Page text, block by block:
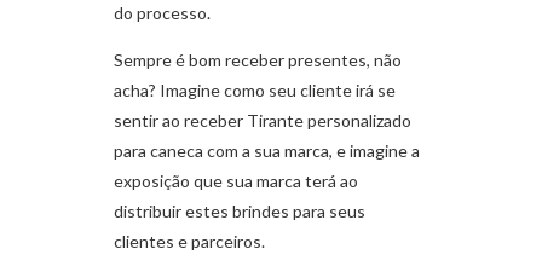
do processo.
Sempre é bom receber presentes, não
acha? Imagine como seu cliente irá se
sentir ao receber Tirante personalizado
para caneca com a sua marca, e imagine a
exposição que sua marca terá ao
distribuir estes brindes para seus
clientes e parceiros.